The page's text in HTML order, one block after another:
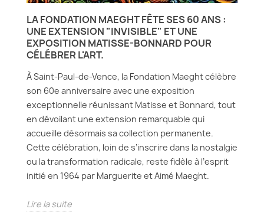
LA FONDATION MAEGHT FÊTE SES 60 ANS :
UNE EXTENSION "INVISIBLE" ET UNE
EXPOSITION MATISSE-BONNARD POUR
CÉLÉBRER L'ART.
À Saint-Paul-de-Vence, la Fondation Maeght célèbre
son 60e anniversaire avec une exposition
exceptionnelle réunissant Matisse et Bonnard, tout
en dévoilant une extension remarquable qui
accueille désormais sa collection permanente.
Cette célébration, loin de s’inscrire dans la nostalgie
ou la transformation radicale, reste fidèle à l’esprit
initié en 1964 par Marguerite et Aimé Maeght.
Lire la suite